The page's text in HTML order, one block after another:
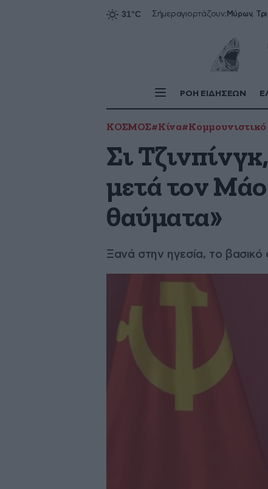
Σήμεραγιορτάζουν:
ΡΟΗ ΕΙΔΗΣΕΩΝ
ΚΟΣΜΟΣ#Κίνα
Σι
μετά τον
θαύματα»
Ξανά στην ηγεσία, το